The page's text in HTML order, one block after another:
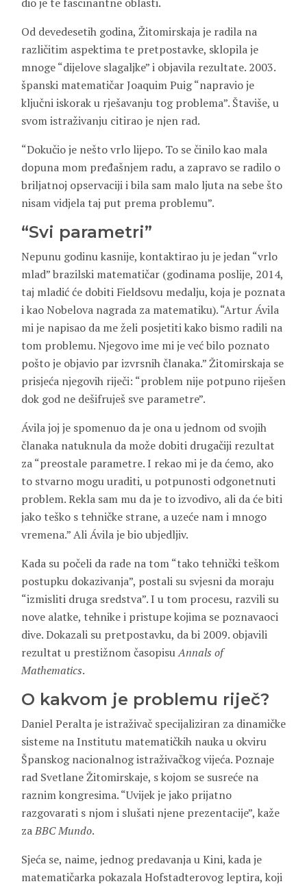
Od devedesetih godina, Žitomirskaja je radila na
različitim aspektima te pretpostavke, sklopila je
mnoge “dijelove slagaljke” i objavila rezultate. 2003.
španski matematičar Joaquim Puig “napravio je
ključni iskorak u rješavanju tog problema”. Štaviše, u
svom istraživanju citirao je njen rad.
“Dokučio je nešto vrlo lijepo. To se činilo kao mala
dopuna mom pređašnjem radu, a zapravo se radilo o
briljatnoj opservaciji i bila sam malo ljuta na sebe što
nisam vidjela taj put prema problemu”.
“Svi parametri”
Nepunu godinu kasnije, kontaktirao ju je jedan “vrlo
mlad” brazilski matematičar (godinama poslije, 2014,
taj mladić će dobiti Fieldsovu medalju, koja je poznata
i kao Nobelova nagrada za matematiku). “Artur Ávila
mi je napisao da me želi posjetiti kako bismo radili na
tom problemu. Njegovo ime mi je već bilo poznato
pošto je objavio par izvrsnih članaka.” Žitomirskaja se
prisjeća njegovih riječi: “problem nije potpuno riješen
dok god ne dešifruješ sve parametre”.
Ávila joj je spomenuo da je ona u jednom od svojih
članaka natuknula da može dobiti drugačiji rezultat
za “preostale parametre. I rekao mi je da ćemo, ako
to stvarno mogu uraditi, u potpunosti odgonetnuti
problem. Rekla sam mu da je to izvodivo, ali da će biti
jako teško s tehničke strane, a uzeće nam i mnogo
vremena.” Ali Ávila je bio ubjedljiv.
Kada su počeli da rade na tom “tako tehnički teškom
postupku dokazivanja”, postali su svjesni da moraju
“izmisliti druga sredstva”. I u tom procesu, razvili su
nove alatke, tehnike i pristupe kojima se poznavaoci
dive. Dokazali su pretpostavku, da bi 2009. objavili
rezultat u prestižnom časopisuAnnals of
Mathematics.
O kakvom je problemu riječ?
Daniel Peralta je istraživač specijaliziran za dinamičke
sisteme na Institutu matematičkih nauka u okviru
Španskog nacionalnog istraživačkog vijeća. Poznaje
rad Svetlane Žitomirskaje, s kojom se susreće na
raznim kongresima. “Uvijek je jako prijatno
razgovarati s njom i slušati njene prezentacije”, kaže
zaBBC Mundo.
Sjeća se, naime, jednog predavanja u Kini, kada je
matematičarka pokazala Hofstadterovog leptira, koji